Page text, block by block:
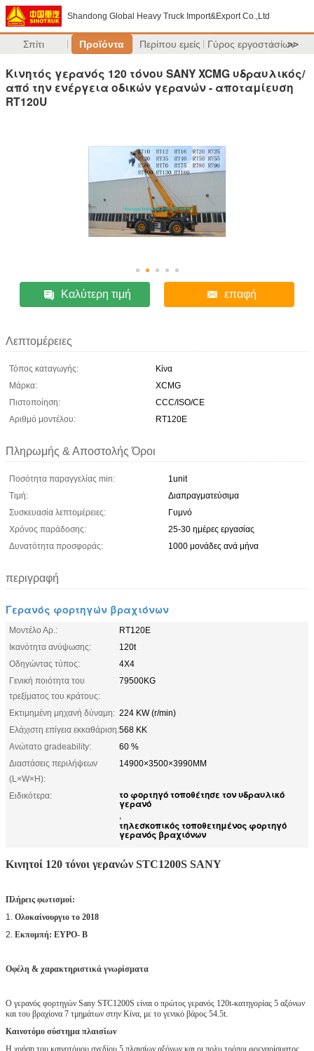
Shandong Global Heavy Truck Import&Export Co.,Ltd
Σπίτι Προϊόντα Περίπου εμείς Γύρος εργοστασίων
>>
Κινητός γερανός 120 τόνου SANY XCMG υδραυλικός/
από την ενέργεια οδικών γερανών - αποταμίευση
RT120U
Καλύτερη τιμή επαφή
Λεπτομέρειες
Τόπος καταγωγής:
Κίνα
Μάρκα:
XCMG
Πιστοποίηση:
CCC/ISO/CE
Αριθμό μοντέλου:
RT120E
Πληρωμής & Αποστολής Όροι
Ποσότητα παραγγελίας min:
1unit
Τιμή:
Διαπραγματεύσιμα
Συσκευασία λεπτομέρειες:
Γυμνό
Χρόνος παράδοσης:
25-30 ημέρες εργασίας
Δυνατότητα προσφοράς:
1000 μονάδες ανά μήνα
περιγραφή
Γερανός φορτηγών βραχιόνων
Μοντέλο Αρ.:
RT120E
Ικανότητα ανύψωσης:
120t
Οδηγώντας τύπος:
4X4
Γενική ποιότητα του
τρεξίματος του κράτους:
79500KG
Εκτιμημένη μηχανή δύναμη: 224 KW (r/min)
Ελάχιστη επίγεια εκκαθάριση:568 ΚΚ
Ανώτατο gradeability:
60 %
Διαστάσεις περιλήψεων
(L×W×H):
14900×3500×3990MM
Ειδικότερα: το φορτηγό τοποθέτησε τον υδραυλικό
γερανό
,
τηλεσκοπικός τοποθετημένος φορτηγό
γερανός βραχιόνων
Κινητοί 120 τόνοι γερανών STC1200S SANY
Πλήρεις φωτισμοί:
1. Ολοκαίνουργιο το 2018
2. Εκπομπή: ΕΥΡΟ- Β
Οφέλη & χαρακτηριστικά γνωρίσματα
Ο γερανός φορτηγών Sany STC1200S είναι ο πρώτος γερανός 120t-κατηγορίας 5 αξόνων
και του βραχίονα 7 τμημάτων στην Κίνα, με το γενικό βάρος 54.5t.
Καινοτόμο σύστημα πλαισίων
Η χρήση του καινοτόμου σχεδίου 5 πλαισίων αξόνων και οι πολυ τρόποι φρεναρίσματος